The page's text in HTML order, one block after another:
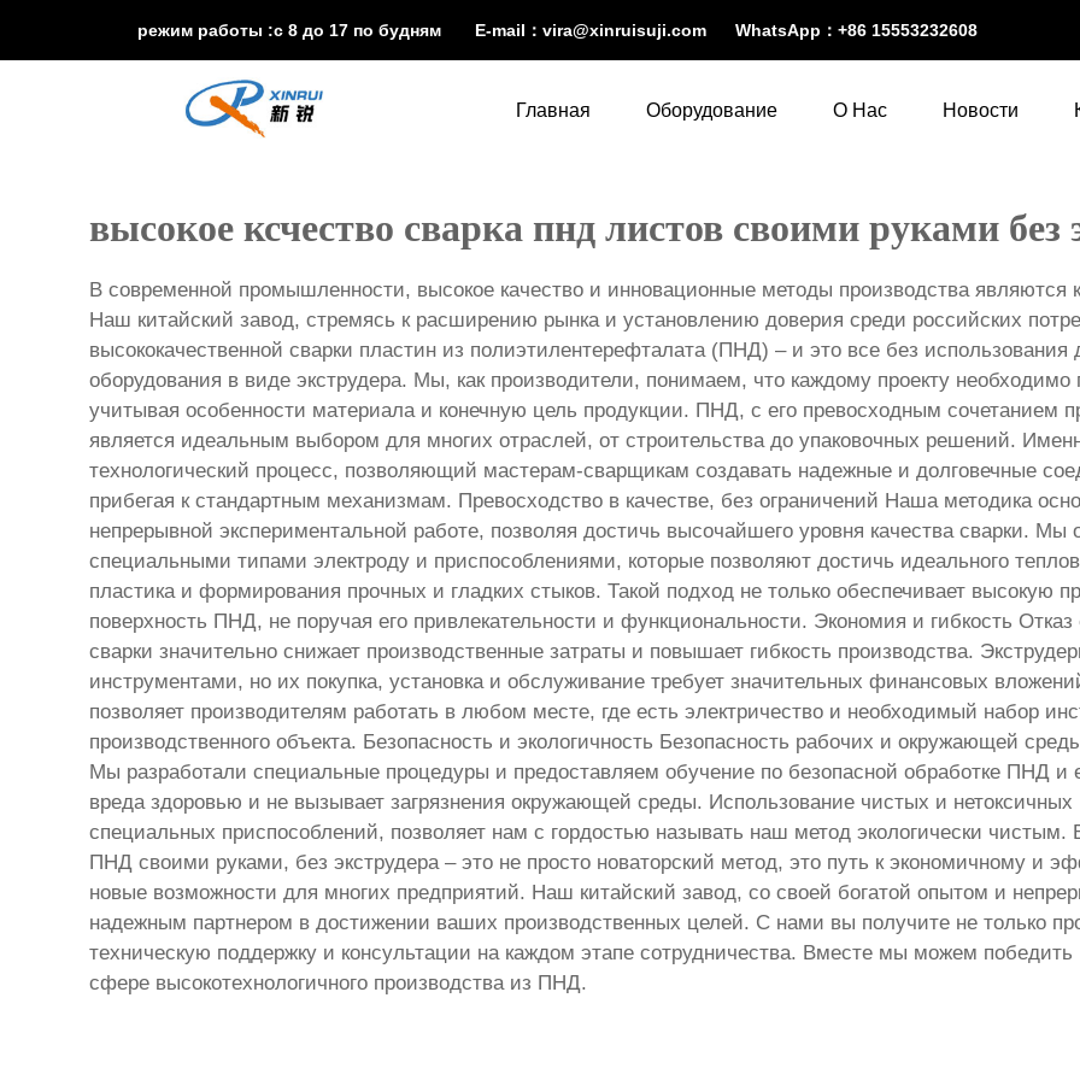
режим работы :с 8 до 17 по будням E-mail： vira@xinruisuji.com WhatsApp： +86 15553232608
Главная Оборудование О Нас Новости
высокое ксчество сварка пнд листов своими руками без
В современной промышленности, высокое качество и инновационные методы производства
Наш китайский завод, стремясь к расширению рынка и установлению доверия среди российских
высококачественной сварки пластин из полиэтилентерефталата (ПНД) – и это все без использования
оборудования в виде экструдера. Мы, как производители, понимаем, что каждому проекту
учитывая особенности материала и конечную цель продукции. ПНД, с его превосходным сочетанием
является идеальным выбором для многих отраслей, от строительства до упаковочных решений.
технологический процесс, позволяющий мастерам-сварщикам создавать надежные и долговечные
прибегая к стандартным механизмам. Превосходство в качестве, без ограничений Наша методика
непрерывной экспериментальной работе, позволяя достичь высочайшего уровня качества сварки.
специальными типами электроду и приспособлениями, которые позволяют достичь идеального
пластика и формирования прочных и гладких стыков. Такой подход не только обеспечивает высокую
поверхность ПНД, не поручая его привлекательности и функциональности. Экономия и гибкость
сварки значительно снижает производственные затраты и повышает гибкость производства.
инструментами, но их покупка, установка и обслуживание требует значительных финансовых
позволяет производителям работать в любом месте, где есть электричество и необходимый набор
производственного объекта. Безопасность и экологичность Безопасность рабочих и окружающей
Мы разработали специальные процедуры и предоставляем обучение по безопасной обработке ПНД и
вреда здоровью и не вызывает загрязнения окружающей среды. Использование чистых и нетоксичных
специальных приспособлений, позволяет нам с гордостью называть наш метод экологически чистым.
ПНД своими руками, без экструдера – это не просто новаторский метод, это путь к экономичному и
новые возможности для многих предприятий. Наш китайский завод, со своей богатой опытом и
надежным партнером в достижении ваших производственных целей. С нами вы получите не только
техническую поддержку и консультации на каждом этапе сотрудничества. Вместе мы можем победить
сфере высокотехнологичного производства из ПНД.